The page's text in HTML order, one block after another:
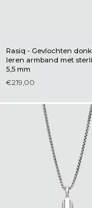
Rasiq - Gevlochten
leren armband met
5,5 mm
€219,00